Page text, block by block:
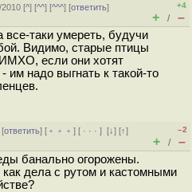
[^] [^^] [^^^] [ответить]
+4
+ / –
таки умереть, будучи
Видимо, старые птицы
ИМХО, если они хотят
им надо выгнать к такой-то
[ответить] [ ﹢﹢﹢] [ · · ·][↓] [↑]
–2
+ / –
банально огорожены.
как дела с рутом и кастомными